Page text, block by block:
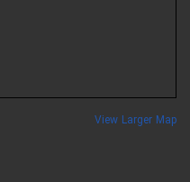
View Larger